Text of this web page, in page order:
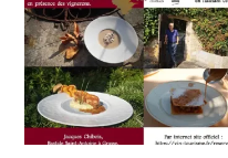
TOUR,
WINETASTINGVOUCHER.COM
ADHÉRENT,
VIN
TOURISME,
EDITION
LES
CLÉS